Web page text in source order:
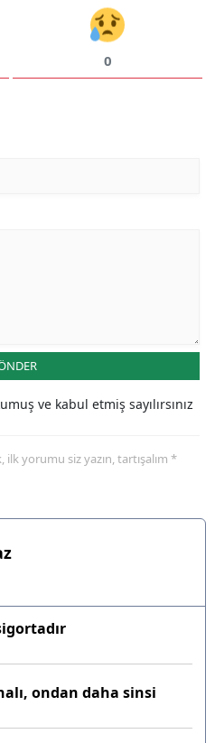
0
ve kabul etmiş sayılırsınız
yorumu siz yazın, tartışalım *
ondan daha sinsi